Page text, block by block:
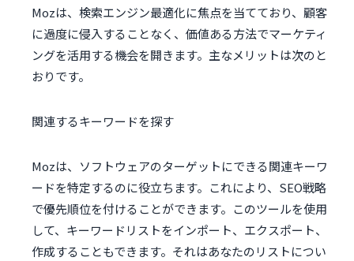
Mozは、検索エンジン最適化に焦点を当てており、顧客
に過度に侵入することなく、価値ある方法でマーケティ
ングを活用する機会を開きます。主なメリットは次のと
おりです。
関連するキーワードを探す
Mozは、ソフトウェアのターゲットにできる関連キーワ
ードを特定するのに役立ちます。これにより、SEO戦略
で優先順位を付けることができます。このツールを使用
して、キーワードリストをインポート、エクスポート、
作成することもできます。それはあなたのリストについ